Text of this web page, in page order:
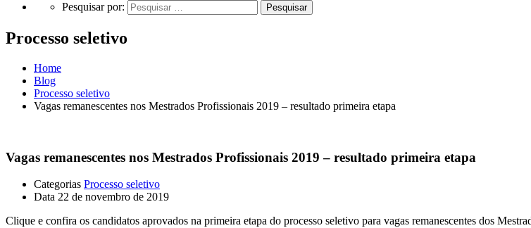
Pesquisar por:
Processo seletivo
Home
Blog
Processo seletivo
Vagas remanescentes nos Mestrados Profissionais 2019 – resultado primeira etapa
Vagas remanescentes nos Mestrados Profissionais 2019 – resultado primeira etapa
Categorias Processo seletivo
Data 22 de novembro de 2019
Clique e confira os candidatos aprovados na primeira etapa do processo seletivo para vagas remanescentes dos